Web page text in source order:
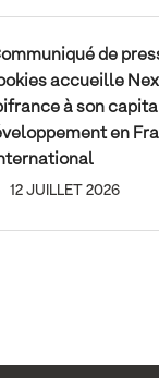
de
accueille
à son
en
12 JUILLET 2026